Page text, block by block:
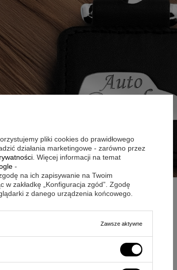
pliki cookies do prawidłowego
działania marketingowe - zarówno przez
. Więcej informacji na temat
-
na ich zapisywanie na Twoim
zakładkę „Konfiguracja zgód”. Zgodę
z danego urządzenia końcowego.
Zawsze aktywne